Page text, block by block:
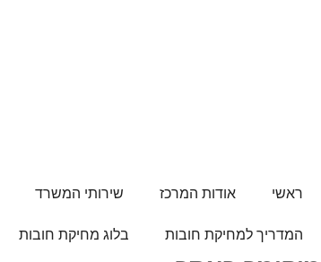
ראשי אודות המרכז שירותי המשרד
המדריך למחיקת חובות בלוג מחיקת חובות